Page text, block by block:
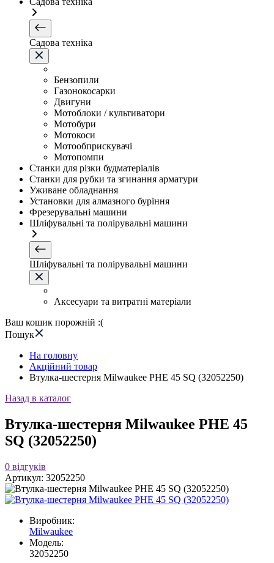
Садова техніка
Бензопили
Газонокосарки
Двигуни
Мотоблоки / культиватори
Мотобури
Мотокоси
Мотообприскувачі
Мотопомпи
Станки для різки будматеріалів
Станки для рубки та згинання арматури
Уживане обладнання
Установки для алмазного буріння
Фрезерувальні машини
Шліфувальні та полірувальні машини
Шліфувальні та полірувальні машини
Аксесуари та витратні матеріали
Ваш кошик порожній :(
Пошук
На головну
Акційний товар
Втулка-шестерня Milwaukee PHE 45 SQ (32052250)
Назад в каталог
Втулка-шестерня Milwaukee PHE 45
SQ (32052250)
0 відгуків
Артикул: 32052250
Виробник:
Milwaukee
Модель:
32052250